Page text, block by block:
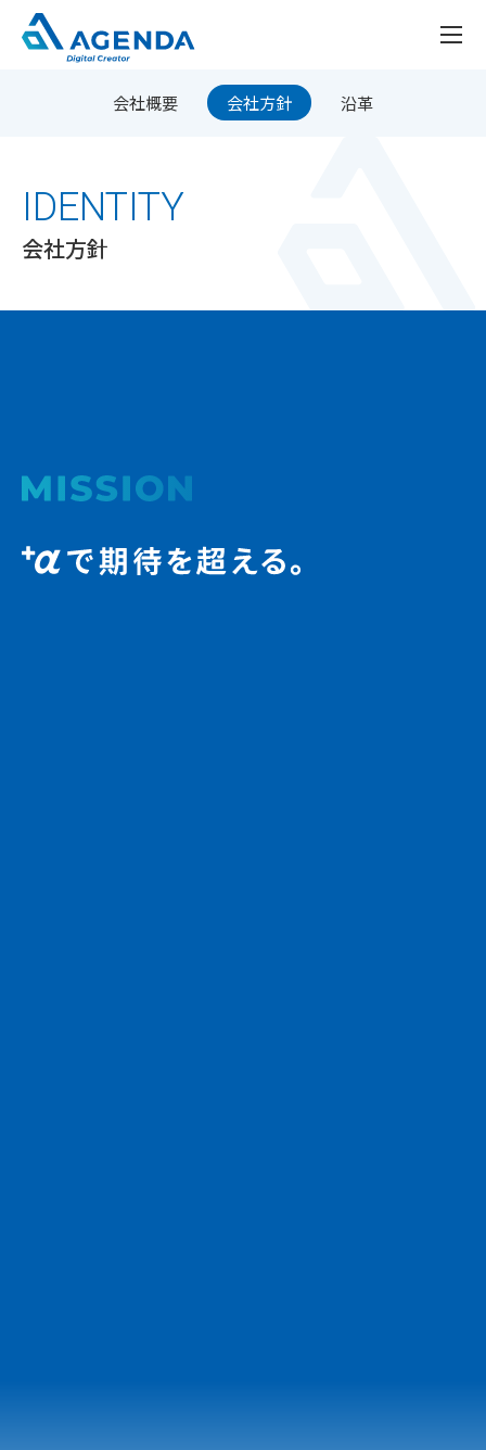
会社概要 会社方針 沿革
IDENTITY
会社方針